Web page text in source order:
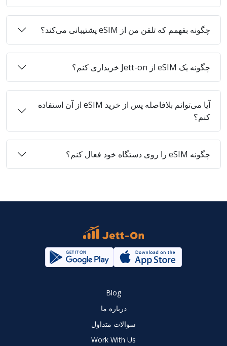
چگونه بفهمم که تلفن من از eSIM پشتیبانی می‌کند؟
چگونه یک eSIM از Jett-on خریداری کنم؟
آیا می‌توانم بلافاصله پس از خرید eSIM از آن استفاده
کنم؟
چگونه eSIM را روی دستگاه خود فعال کنم؟
Blog
درباره ما
سوالات متداول
Work With Us